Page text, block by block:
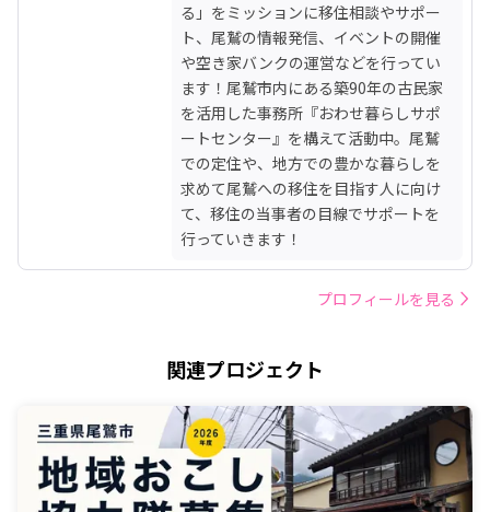
る」をミッションに移住相談やサポー
ト、尾鷲の情報発信、イベントの開催
や空き家バンクの運営などを行ってい
ます！尾鷲市内にある築90年の古民家
を活用した事務所『おわせ暮らしサポ
ートセンター』を構えて活動中。尾鷲
での定住や、地方での豊かな暮らしを
求めて尾鷲への移住を目指す人に向け
て、移住の当事者の目線でサポートを
行っていきます！
プロフィールを見る
関連プロジェクト